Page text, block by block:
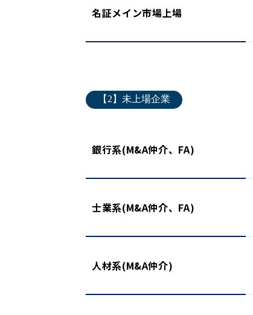
名証メイン市場上場
【2】未上場企業
銀行系(M&A仲介、FA)
士業系(M&A仲介、FA)
人材系(M&A仲介)